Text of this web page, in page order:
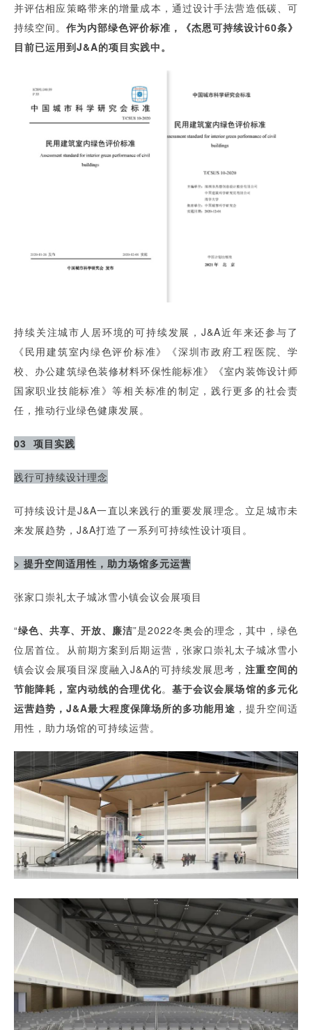
并评估相应策略带来的增量成本，通过设计手法营造低碳、可
持续空间。 作为内部绿色评价标准，《杰恩可持续设计60条》
目前已运用到J&A的项目实践中。
持续关注城市人居环境的可持续发展，J&A近年来还参与了
《民用建筑室内绿色评价标准》《深圳市政府工程医院、学
校、办公建筑绿色装修材料环保性能标准》《室内装饰设计师
国家职业技能标准》等相关标准的制定，践行更多的社会责
任，推动行业绿色健康发展。
03 项目实践
践行可持续设计理念
可持续设计是J&A一直以来践行的重要发展理念。立足城市未
来发展趋势，J&A打造了一系列可持续性设计项目。
> 提升空间适用性，助力场馆多元运营
张家口崇礼太子城冰雪小镇会议会展项目
“绿色、共享、开放、廉洁”是2022冬奥会的理念，其中，绿色
位居首位。从前期方案到后期运营，张家口崇礼太子城冰雪小
镇会议会展项目深度融入J&A的可持续发展思考，注重空间的
节能降耗，室内动线的合理优化。 基于会议会展场馆的多元化
运营趋势，J&A最大程度保障场所的多功能用途 ，提升空间适
用性，助力场馆的可持续运营。